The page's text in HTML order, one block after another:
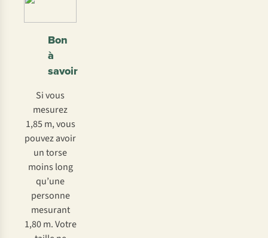
Bon
à
savoir
Si vous
mesurez
1,85 m, vous
pouvez avoir
un torse
moins long
qu’une
personne
mesurant
1,80 m. Votre